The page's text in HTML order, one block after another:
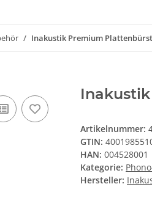
Inakustik Premium
Artikelnummer:
GTIN:
HAN: 004528001
Kategorie:
Hersteller: